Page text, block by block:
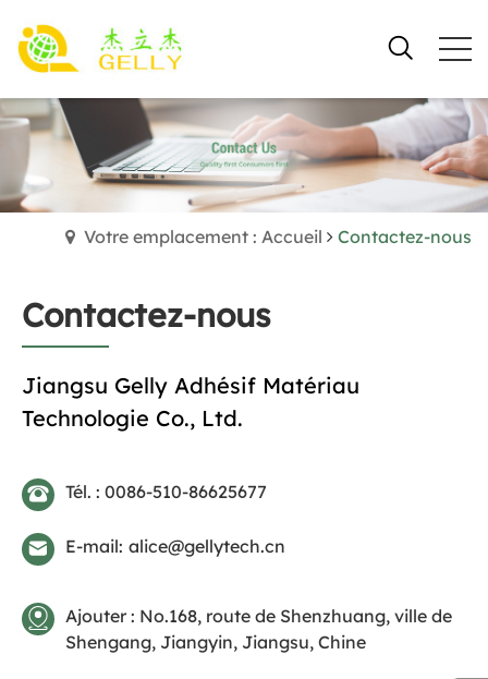
Votre emplacement : Accueil Contactez-nous
Contactez-nous
Jiangsu Gelly Adhésif Matériau
Technologie Co., Ltd.
Tél. : 0086-510-86625677
E-mail: alice@gellytech.cn
Ajouter : No.168, route de Shenzhuang, ville de
Shengang, Jiangyin, Jiangsu, Chine